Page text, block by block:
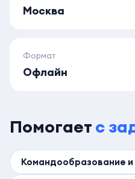
Москва
Формат
Офлайн
Помогаетс
Командообразование и